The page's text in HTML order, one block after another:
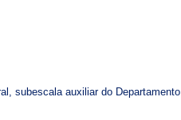
subescala auxiliar do